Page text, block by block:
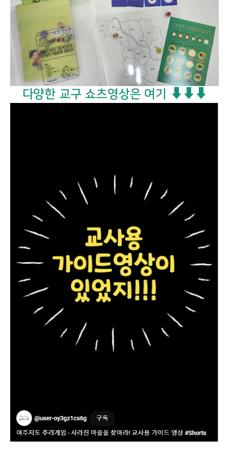
다양한 교구 쇼츠영상은 여기 ⬇⬇⬇